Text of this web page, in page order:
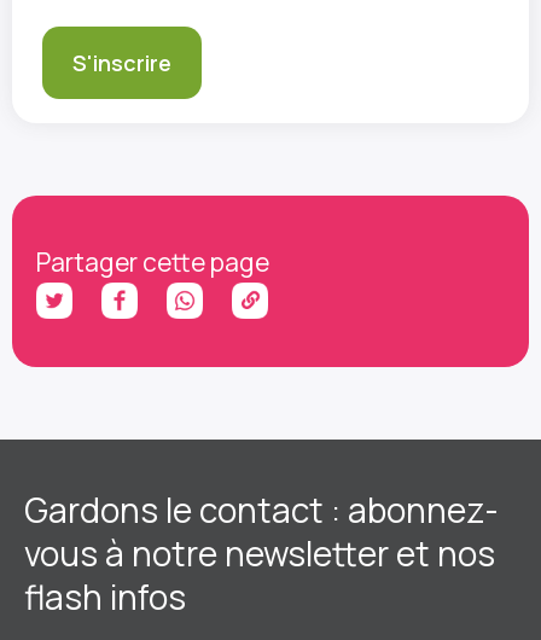
Partager cette page
Gardons le contact : abonnez-
vous à notre newsletter et nos
flash infos